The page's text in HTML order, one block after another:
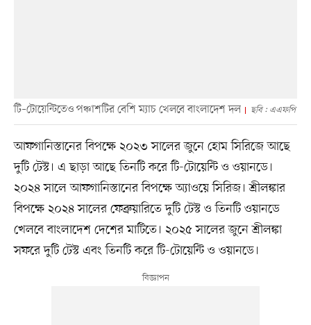
টি–টোয়েন্টিতেও পঞ্চাশটির বেশি ম্যাচ খেলবে বাংলাদেশ দল ছবি : এএফপি
আফগানিস্তানের বিপক্ষে ২০২৩ সালের জুনে হোম সিরিজে আছে
দুটি টেস্ট। এ ছাড়া আছে তিনটি করে টি-টোয়েন্টি ও ওয়ানডে।
২০২৪ সালে আফগানিস্তানের বিপক্ষে অ্যাওয়ে সিরিজ। শ্রীলঙ্কার
বিপক্ষে ২০২৪ সালের ফেব্রুয়ারিতে দুটি টেস্ট ও তিনটি ওয়ানডে
খেলবে বাংলাদেশ দেশের মাটিতে। ২০২৫ সালের জুনে শ্রীলঙ্কা
সফরে দুটি টেস্ট এবং তিনটি করে টি-টোয়েন্টি ও ওয়ানডে।